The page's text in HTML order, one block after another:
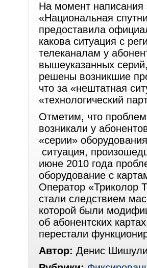
На момент написания
«Национальная
предоставила
какова ситуация с
телеканалам у
вышеуказанных
решены возникшие
что за «нештатная
«технологический
Отметим, что
возникали у
«серии»
ситуация,
июне 2010 года
оборудование с
Оператор «Триколор
стали следствием
которой были
об абонентских
перестали
Автор: Денис